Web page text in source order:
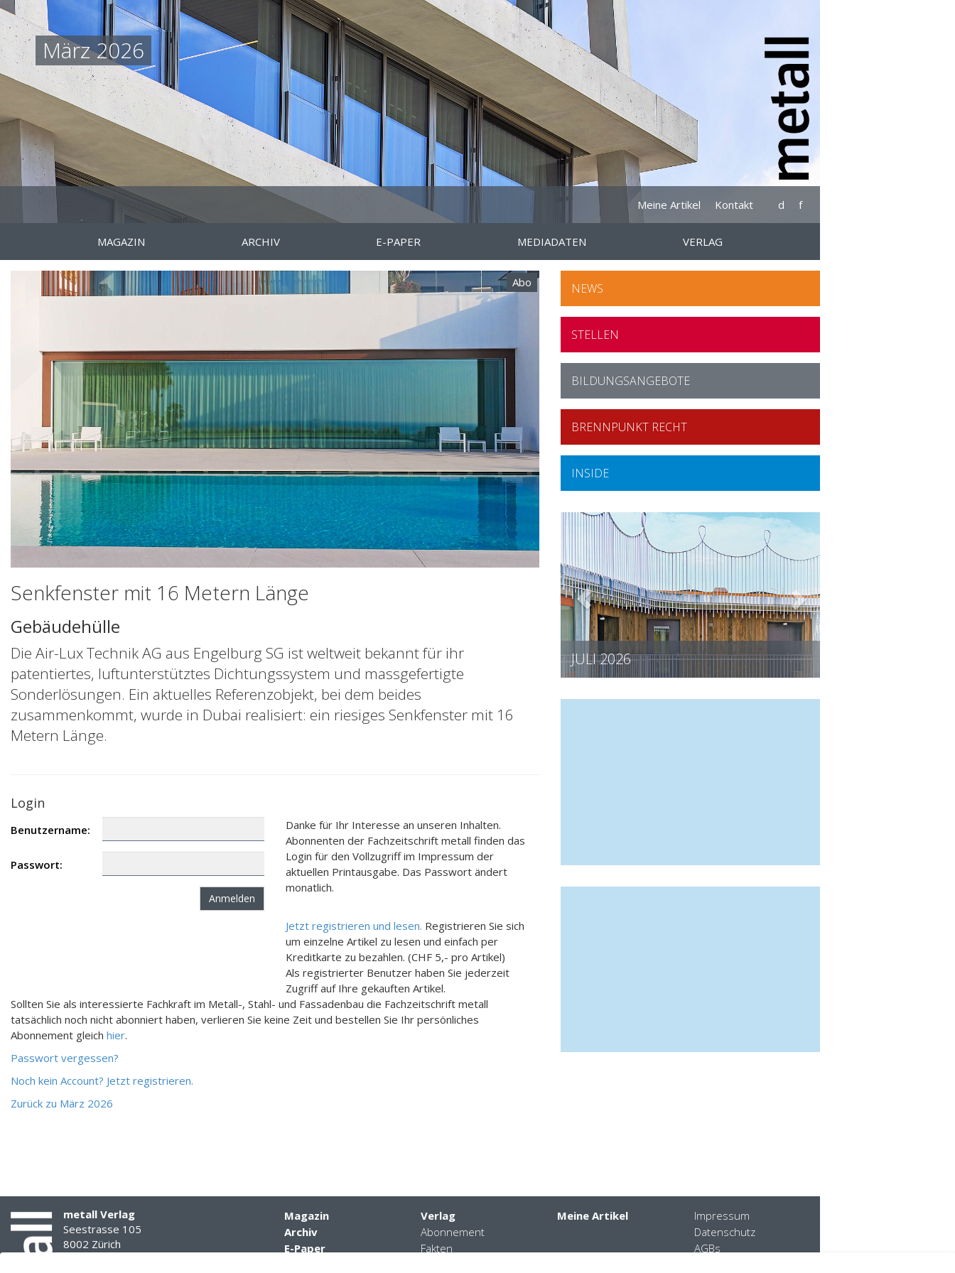
März 2026
Meine Artikel Kontakt d f
MAGAZIN ARCHIV E-PAPER MEDIADATEN VERLAG
Abo
Senkfenster mit 16 Metern Länge
Gebäudehülle
Die Air-Lux Technik AG aus Engelburg SG ist weltweit bekannt für ihr
patentiertes, luftunterstütztes Dichtungssystem und massgefertigte
Sonderlösungen. Ein aktuelles Referenzobjekt, bei dem beides
zusammenkommt, wurde in Dubai realisiert: ein riesiges Senkfenster mit 16
Metern Länge.
Login
Benutzername:
Passwort:
Danke für Ihr Interesse an unseren Inhalten.
Abonnenten der Fachzeitschrift metall finden das
Login für den Vollzugriff im Impressum der
aktuellen Printausgabe. Das Passwort ändert
monatlich.
Jetzt registrieren und lesen. Registrieren Sie sich
um einzelne Artikel zu lesen und einfach per
Kreditkarte zu bezahlen. (CHF 5,- pro Artikel)
Als registrierter Benutzer haben Sie jederzeit
Zugriff auf Ihre gekauften Artikel.
Sollten Sie als interessierte Fachkraft im Metall-, Stahl- und Fassadenbau die Fachzeitschrift metall
tatsächlich noch nicht abonniert haben, verlieren Sie keine Zeit und bestellen Sie Ihr persönliches
Abonnement gleich hier.
Passwort vergessen?
Noch kein Account? Jetzt registrieren.
Zurück zu März 2026
hoch
und
7,5
Tonnen
NEWS
STELLEN
BILDUNGSANGEBOTE
BRENNPUNKT RECHT
INSIDE
JULI 2026
metall Verlag
Seestrasse 105
8002 Zürich
Magazin
Archiv
E-Paper
Verlag
Abonnement
Fakten
Meine Artikel
Impressum
Datenschutz
AGBs